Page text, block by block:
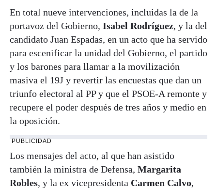
En total nueve intervenciones, incluidas la de la
portavoz del Gobierno, Isabel Rodríguez, y la del
candidato Juan Espadas, en un acto que ha servido
para escenificar la unidad del Gobierno, el partido
y los barones para llamar a la movilización
masiva el 19J y revertir las encuestas que dan un
triunfo electoral al PP y que el PSOE-A remonte y
recupere el poder después de tres años y medio en
la oposición.
PUBLICIDAD
Los mensajes del acto, al que han asistido
también la ministra de Defensa, Margarita
Robles, y la ex vicepresidenta Carmen Calvo,